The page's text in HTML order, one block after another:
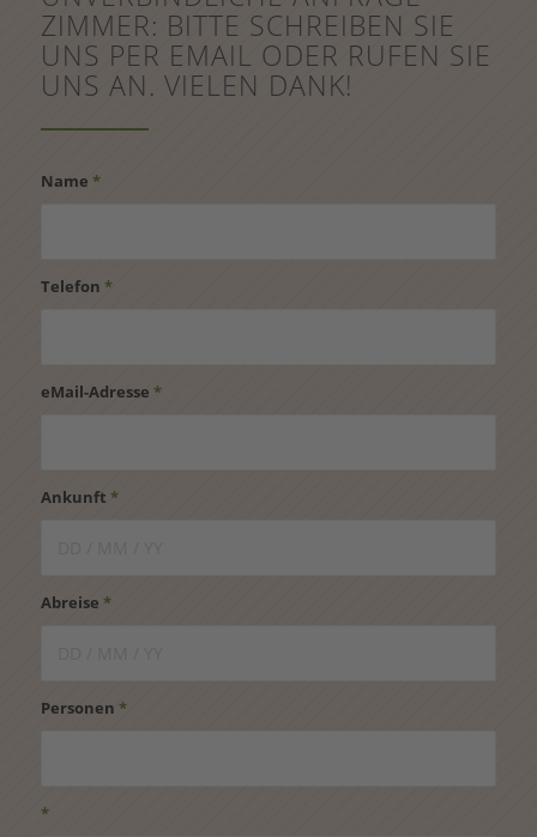
ZIMMER: BITTE SCHREIBEN SIE
UNS PER EMAIL ODER RUFEN SIE
UNS AN. VIELEN DANK!
Name *
Telefon *
eMail-Adresse *
Ankunft *
Abreise *
Personen *
*